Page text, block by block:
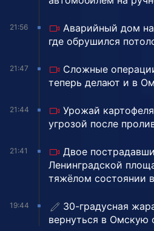
21:56
Аварийный дом
где обрушился
21:47
Сложные
теперь делают и в
21:44
Урожай
угрозой после
21:41
Двое
Ленинградской
тяжёлом состоянии
19:44
30-градусная
вернуться в Омскую